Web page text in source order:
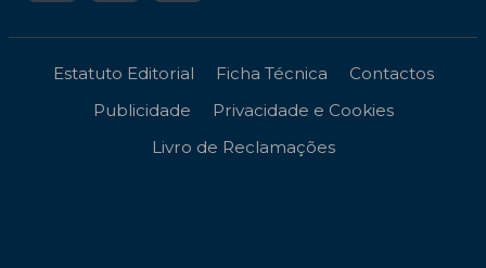
Estatuto Editorial Ficha Técnica
Contactos
Publicidade
Privacidade e Cookies
Livro de Reclamações